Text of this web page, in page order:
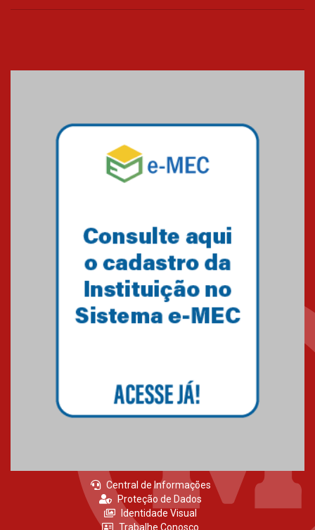
Central de Informações
Proteção de Dados
Identidade Visual
Trabalhe Conosco